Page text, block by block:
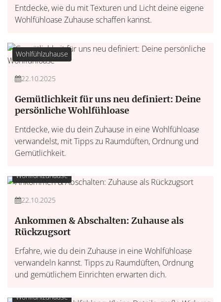
Entdecke, wie du mit Texturen und Licht deine eigene
Wohlfühloase Zuhause schaffen kannst.
Wohlfühlzuhause
22.10.2025
Gemütlichkeit für uns neu definiert: Deine
persönliche Wohlfühloase
Entdecke, wie du dein Zuhause in eine Wohlfühloase
verwandelst, mit Tipps zu Raumdüften, Ordnung und
Gemütlichkeit.
Wohlfühlzuhause
22.10.2025
Ankommen & Abschalten: Zuhause als
Rückzugsort
Erfahre, wie du dein Zuhause in eine Wohlfühloase
verwandeln kannst. Tipps zu Raumdüften, Ordnung
und gemütlichem Einrichten erwarten dich.
Wohlfühlzuhause